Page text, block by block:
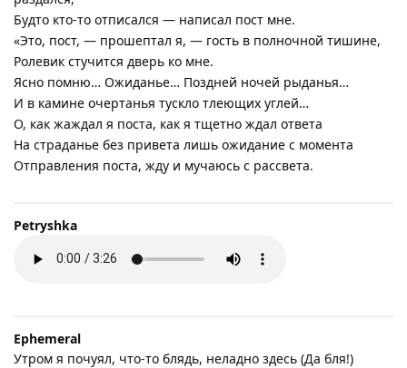
Будто кто-то отписался — написал пост мне.
«Это, пост, — прошептал я, — гость в полночной тишине,
Ролевик стучится дверь ко мне.
Ясно помню… Ожиданье… Поздней ночей рыданья…
И в камине очертанья тускло тлеющих углей…
О, как жаждал я поста, как я тщетно ждал ответа
На страданье без привета лишь ожидание с момента
Отправления поста, жду и мучаюсь с рассвета.
Petryshka
Ephemeral
Утром я почуял, что-то блядь, неладно здесь (Да бля!)